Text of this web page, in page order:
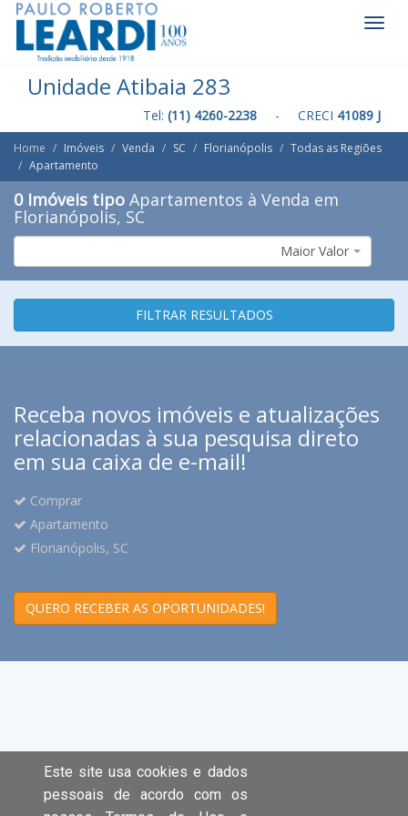
Unidade Atibaia 283
Tel: (11) 4260-2238 - CRECI 41089 J
Home Imóveis Venda SC Florianópolis
Todas as Regiões
Apartamento
0 Imóveis tipo Apartamentos à Venda em
Florianópolis, SC
Maior Valor
FILTRAR RESULTADOS
Receba novos imóveis e atualizações
relacionadas à sua pesquisa direto
em sua caixa de e-mail!
Comprar
Apartamento
Florianópolis, SC
QUERO RECEBER AS OPORTUNIDADES!
Este site usa cookies e dados
pessoais de acordo com os